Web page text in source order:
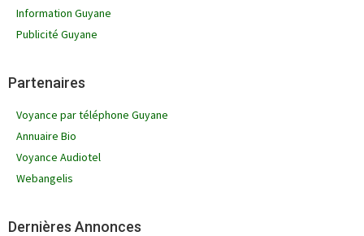
Information Guyane
Publicité Guyane
Partenaires
Voyance par téléphone Guyane
Annuaire Bio
Voyance Audiotel
Webangelis
Dernières Annonces